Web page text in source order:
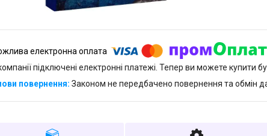
підключені електронні платежі. Тепер ви можете купити
Законом не передбачено повернення та обмін